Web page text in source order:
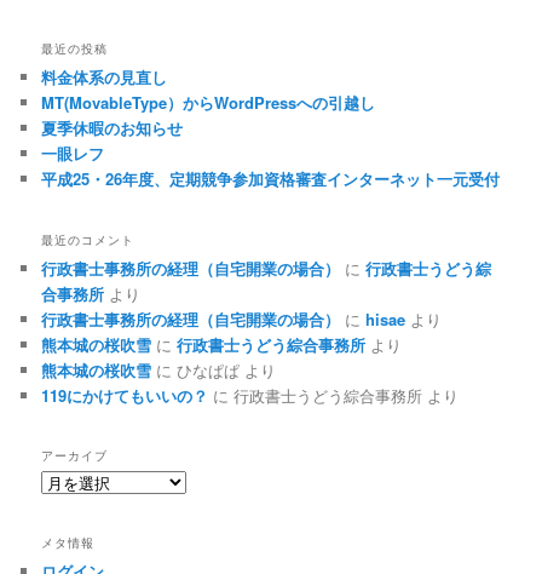
最近の投稿
料金体系の見直し
MT(MovableType）からWordPressへの引越し
夏季休暇のお知らせ
一眼レフ
平成25・26年度、定期競争参加資格審査インターネット一元受付
最近のコメント
行政書士事務所の経理（自宅開業の場合） に行政書士うどう綜
合事務所 より
行政書士事務所の経理（自宅開業の場合）
にhisae より
熊本城の桜吹雪 に行政書士うどう綜合事務所 より
熊本城の桜吹雪 にひなぱぱ より
119にかけてもいいの？ に行政書士うどう綜合事務所 より
アーカイブ
ア
イメタ情報